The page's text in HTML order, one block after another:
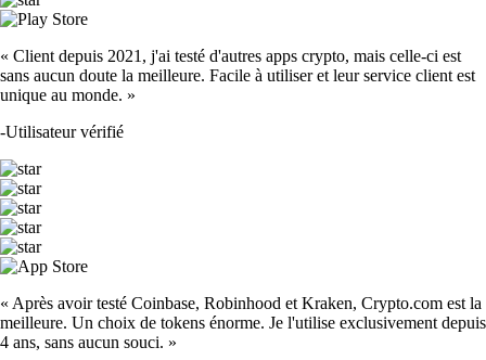
« Client depuis 2021, j'ai testé d'autres apps crypto, mais celle-ci est
sans aucun doute la meilleure. Facile à utiliser et leur service client est
unique au monde. »
-Utilisateur vérifié
« Après avoir testé Coinbase, Robinhood et Kraken, Crypto.com est la
meilleure. Un choix de tokens énorme. Je l'utilise exclusivement depuis
4 ans, sans aucun souci. »